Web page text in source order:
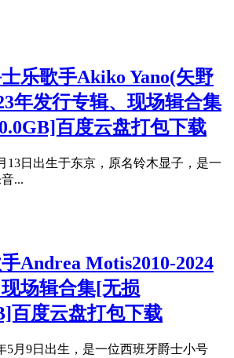
乐歌手Akiko Yano(矢野
年发行专辑、现场辑合集
百度云盘打包下载
13日出生于东京，原名铃木显子，是一
...
Andrea Motis2010-2024
场辑合集[无损
百度云盘打包下载
5月9日出生，是一位西班牙爵士小号